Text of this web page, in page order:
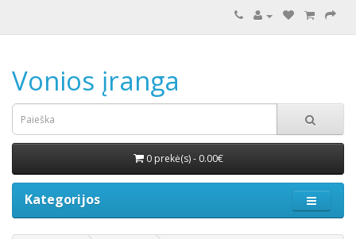
Vonios įranga
0 prekė(s) - 0.00€
Kategorijos